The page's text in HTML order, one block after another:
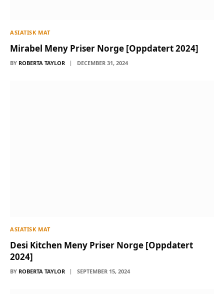
ASIATISK MAT
Mirabel Meny Priser Norge [Oppdatert 2024]
BY ROBERTA TAYLOR DECEMBER 31, 2024
ASIATISK MAT
Desi Kitchen Meny Priser Norge [Oppdatert
2024]
BY ROBERTA TAYLOR SEPTEMBER 15, 2024